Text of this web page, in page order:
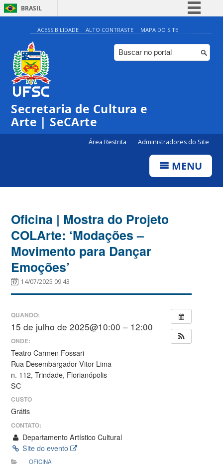
BRASIL
Simplifique!
Comunica BR
Participe
ACESSIBILIDADE ALTO CONTRASTE MAPA DO SITE
Secretaria de Cultura e
Arte | SeCArte
Área Restrita Administradores do Site
MENU
Oficina | Mostra do Projeto
COLArte: ‘Modações –
Movimento para Dançar
Emoções’
14/07/2025 09:43
QUANDO:
15 de julho de 2025@10:00 – 12:00
ONDE:
Teatro Carmen Fossari
Rua Desembargador Vitor Lima
n. 112, Trindade, Florianópolis
SC
CUSTO
Grátis
CONTATO:
Departamento Artístico Cultural
Site do evento
OFICINA